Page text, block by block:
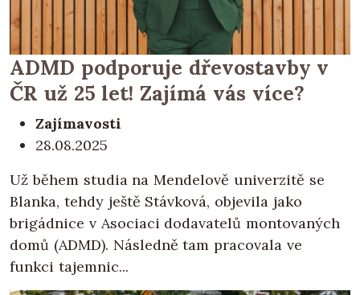
ADMD podporuje dřevostavby v
ČR už 25 let! Zajímá vás více?
Zajímavosti
28.08.2025
Už během studia na Mendelově univerzitě se
Blanka, tehdy ještě Stávková, objevila jako
brigádnice v Asociaci dodavatelů montovaných
domů (ADMD). Následně tam pracovala ve
funkci tajemnic...